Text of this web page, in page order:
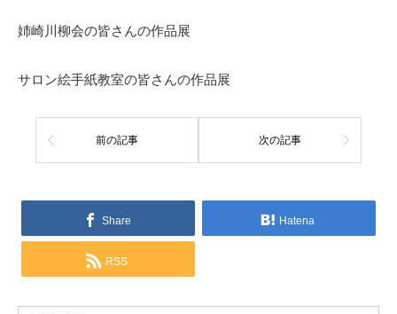
姉崎川柳会の皆さんの作品展
サロン絵手紙教室の皆さんの作品展
前の記事 次の記事
Share Hatena
RSS